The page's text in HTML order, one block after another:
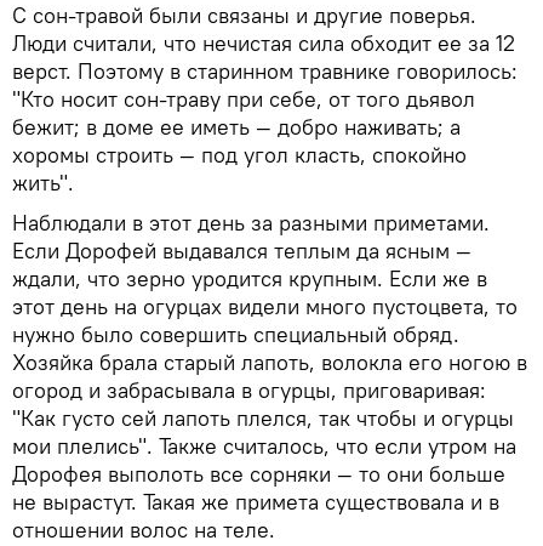
С сон-травой были связаны и другие поверья.
Люди считали, что нечистая сила обходит ее за 12
верст. Поэтому в старинном травнике говорилось:
"Кто носит сон-траву при себе, от того дьявол
бежит; в доме ее иметь — добро наживать; а
хоромы строить — под угол класть, спокойно
жить".
Наблюдали в этот день за разными приметами.
Если Дорофей выдавался теплым да ясным —
ждали, что зерно уродится крупным. Если же в
этот день на огурцах видели много пустоцвета, то
нужно было совершить специальный обряд.
Хозяйка брала старый лапоть, волокла его ногою в
огород и забрасывала в огурцы, приговаривая:
"Как густо сей лапоть плелся, так чтобы и огурцы
мои плелись". Также считалось, что если утром на
Дорофея выполоть все сорняки — то они больше
не вырастут. Такая же примета существовала и в
отношении волос на теле.